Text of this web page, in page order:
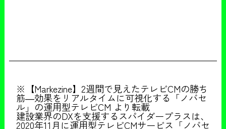
※【Markezine】2週間で見えたテレビCMの勝ち
筋―効果をリアルタイムに可視化する「ノバセ
ル」の運用型テレビCM より転載
建設業界のDXを支援するスパイダープラスは、
2020年11月に運用型テレビCMサービス「ノバセ